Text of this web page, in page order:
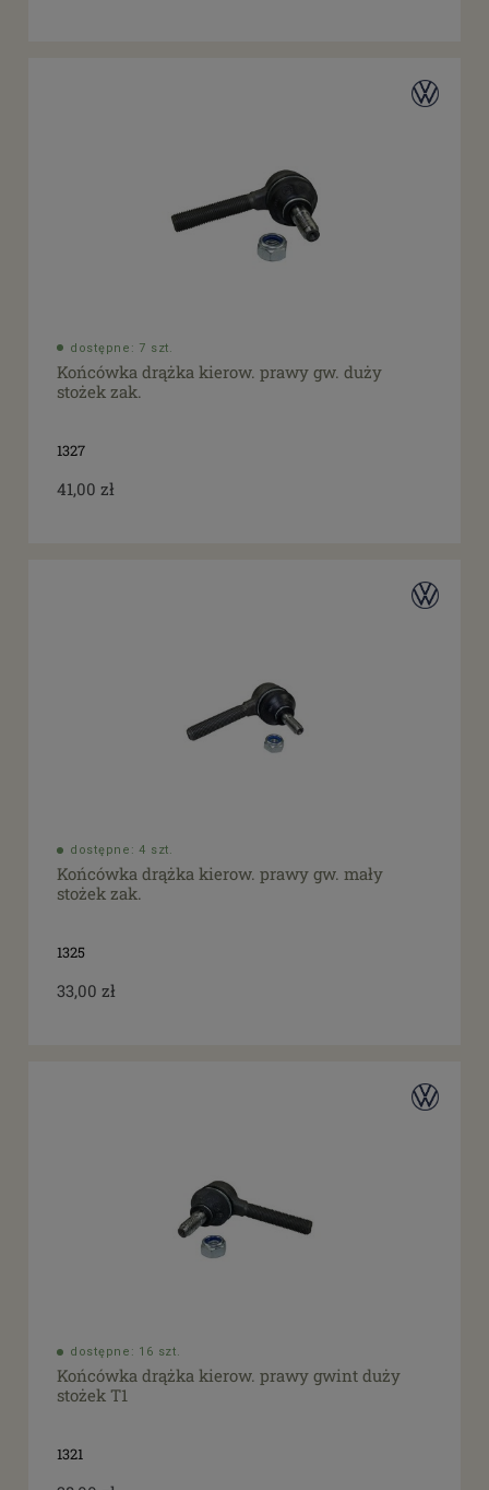
dostępne: 7 szt.
Końcówka drążka kierow. prawy gw. duży
stożek zak.
1327
41,00 zł
dostępne: 4 szt.
Końcówka drążka kierow. prawy gw. mały
stożek zak.
1325
33,00 zł
dostępne: 16 szt.
Końcówka drążka kierow. prawy gwint duży
stożek T1
1321